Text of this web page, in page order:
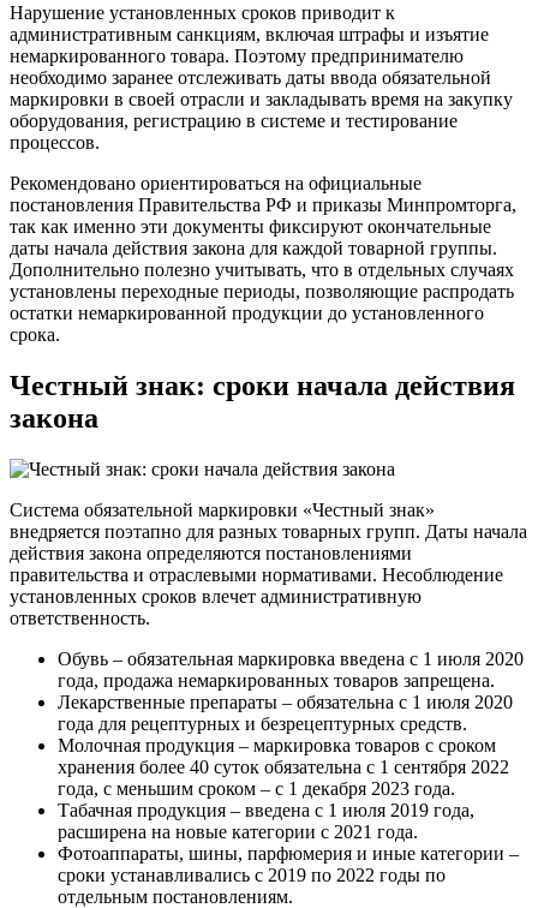
Нарушение установленных сроков приводит к
административным санкциям, включая штрафы и изъятие
немаркированного товара. Поэтому предпринимателю
необходимо заранее отслеживать даты ввода обязательной
маркировки в своей отрасли и закладывать время на закупку
оборудования, регистрацию в системе и тестирование
процессов.
Рекомендовано ориентироваться на официальные
постановления Правительства РФ и приказы Минпромторга,
так как именно эти документы фиксируют окончательные
даты начала действия закона для каждой товарной группы.
Дополнительно полезно учитывать, что в отдельных случаях
установлены переходные периоды, позволяющие распродать
остатки немаркированной продукции до установленного
срока.
Честный знак: сроки начала действия
закона
Система обязательной маркировки «Честный знак»
внедряется поэтапно для разных товарных групп. Даты начала
действия закона определяются постановлениями
правительства и отраслевыми нормативами. Несоблюдение
установленных сроков влечет административную
ответственность.
Обувь – обязательная маркировка введена с 1 июля 2020
года, продажа немаркированных товаров запрещена.
Лекарственные препараты – обязательна с 1 июля 2020
года для рецептурных и безрецептурных средств.
Молочная продукция – маркировка товаров с сроком
хранения более 40 суток обязательна с 1 сентября 2022
года, с меньшим сроком – с 1 декабря 2023 года.
Табачная продукция – введена с 1 июля 2019 года,
расширена на новые категории с 2021 года.
Фотоаппараты, шины, парфюмерия и иные категории –
сроки устанавливались с 2019 по 2022 годы по
отдельным постановлениям.